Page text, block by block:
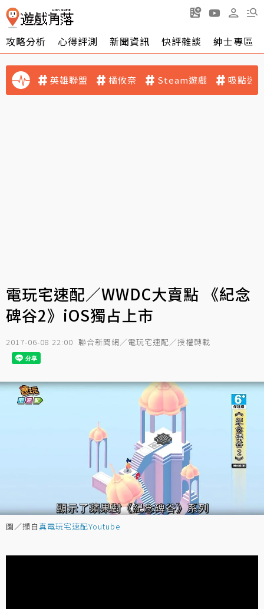
攻略分析 心得評測 新聞資訊 快評雜談 紳士專區
英雄聯盟 橘攸奈 Steam遊戲 吸點迷
電玩宅速配／WWDC大賣點 《紀念
碑谷2》iOS獨占上市
2017-06-08 22:00 聯合新聞網／電玩宅速配／授權轉載
圖／擷自真電玩宅速配Youtube